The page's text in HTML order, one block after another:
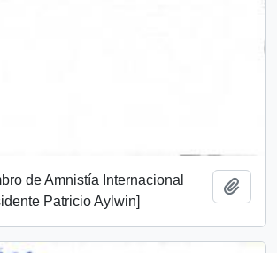
de Amnistía Internacional
Patricio Aylwin]